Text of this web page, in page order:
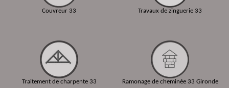
Couvreur 33
Traitement de charpente 33
Travaux de zinguerie 33
Ramonage de cheminée 33 Gironde